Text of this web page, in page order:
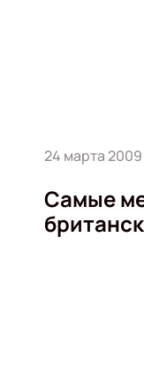
24 марта 2009
Самые